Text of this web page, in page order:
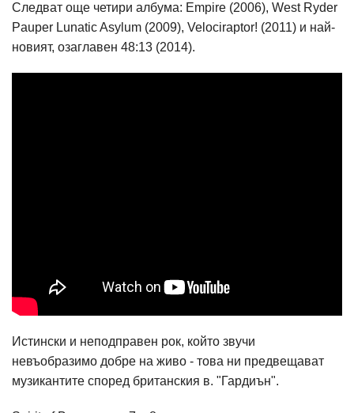
Следват още четири албума: Empire (2006), West Ryder
Pauper Lunatic Asylum (2009), Velociraptor! (2011) и най-
новият, озаглавен 48:13 (2014).
Истински и неподправен рок, който звучи
невъобразимо добре на живо - това ни предвещават
музикантите според британския в. "Гардиън".